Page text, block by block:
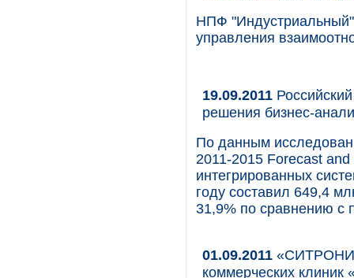
НПФ
управления
19.09.2011
решения бизнес-
По данным
2011-2015 Forecast
интегрированных
году составил 649,4
31,9% по сравнению
01.09.2011
коммерческих